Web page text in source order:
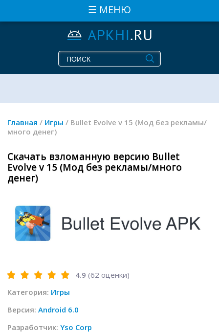
☰ МЕНЮ
Главная / Игры / Bullet Evolve v 15 (Мод без рекламы/
много денег)
Скачать взломанную версию Bullet
Evolve v 15 (Мод без рекламы/много
денег)
4.9 (62 оценки)
Категория: Игры
Версия: Android 6.0
Разработчик: Yso Corp